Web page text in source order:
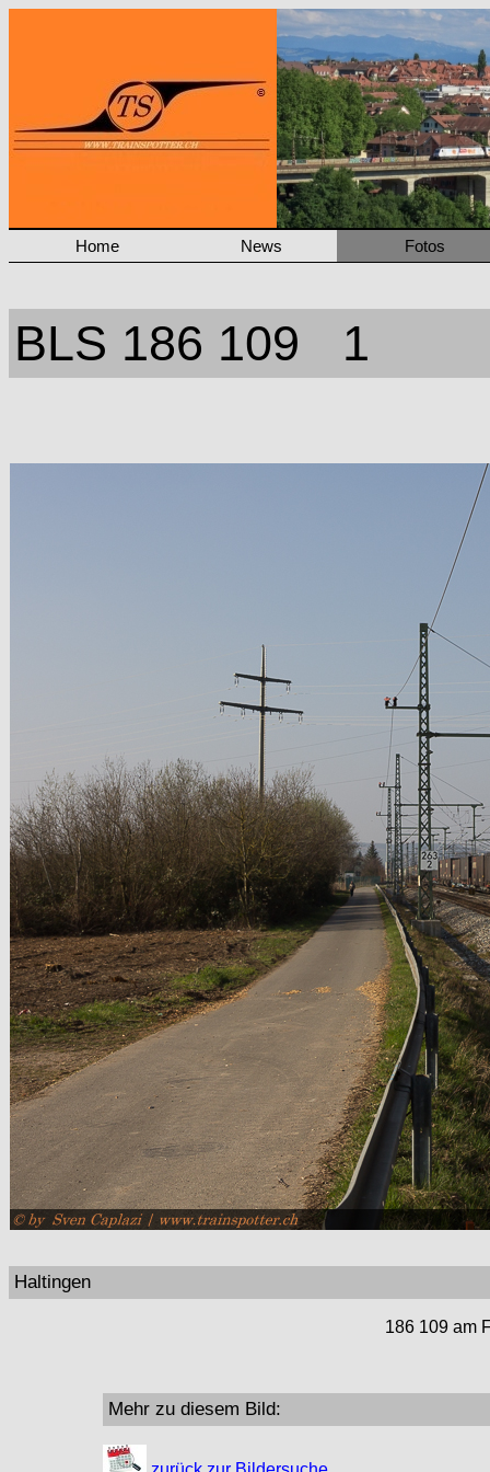
Home News Fotos
BLS 186 109 1
Haltingen
186 109 am
Mehr zu diesem Bild: